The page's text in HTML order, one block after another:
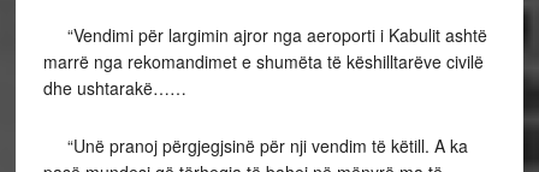
“Vendimi për largimin ajror nga aeroporti i Kabulit ashtë
marrë nga rekomandimet e shumëta të këshilltarëve civilë
dhe ushtarakë……
“Unë pranoj përgjegjsinë për nji vendim të këtill. A ka